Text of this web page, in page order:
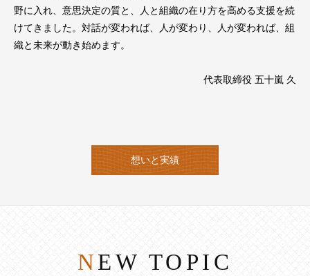
野に入れ、意思決定の質と、人と組織の在り方を高める支援を続
けてきました。対話が変われば、人が変わり、人が変われば、組
織と未来が動き始めます。
代表取締役 五十嵐 久
想いと実績
NEW TOPIC